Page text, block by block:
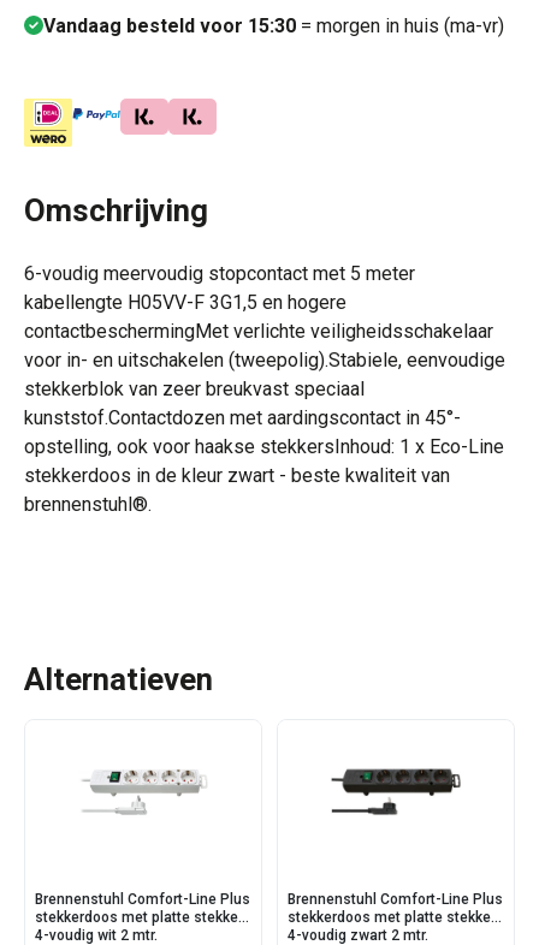
Vandaag besteld voor 15:30 = morgen in huis (ma-vr)
Omschrijving
6-voudig meervoudig stopcontact met 5 meter
kabellengte H05VV-F 3G1,5 en hogere
contactbeschermingMet verlichte veiligheidsschakelaar
voor in- en uitschakelen (tweepolig).Stabiele, eenvoudige
stekkerblok van zeer breukvast speciaal
kunststof.Contactdozen met aardingscontact in 45°-
opstelling, ook voor haakse stekkersInhoud: 1 x Eco-Line
stekkerdoos in de kleur zwart - beste kwaliteit van
brennenstuhl®.
Alternatieven
Brennenstuhl Comfort-Line Plus
stekkerdoos met platte stekker
4-voudig wit 2 mtr.
Brennenstuhl Comfort-Line Plus
stekkerdoos met platte stekker
4-voudig zwart 2 mtr.